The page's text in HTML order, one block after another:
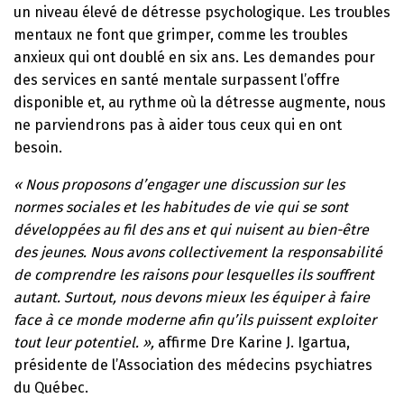
un niveau élevé de détresse psychologique. Les troubles
mentaux ne font que grimper, comme les troubles
anxieux qui ont doublé en six ans. Les demandes pour
des services en santé mentale surpassent l’offre
disponible et, au rythme où la détresse augmente, nous
ne parviendrons pas à aider tous ceux qui en ont
besoin.
« Nous proposons d’engager une discussion sur les
normes sociales et les habitudes de vie qui se sont
développées au fil des ans et qui nuisent au bien-être
des jeunes. Nous avons collectivement la responsabilité
de comprendre les raisons pour lesquelles ils souffrent
autant. Surtout, nous devons mieux les équiper à faire
face à ce monde moderne afin qu’ils puissent exploiter
tout leur potentiel. », affirme Dre Karine J. Igartua,
présidente de l’Association des médecins psychiatres
du Québec.